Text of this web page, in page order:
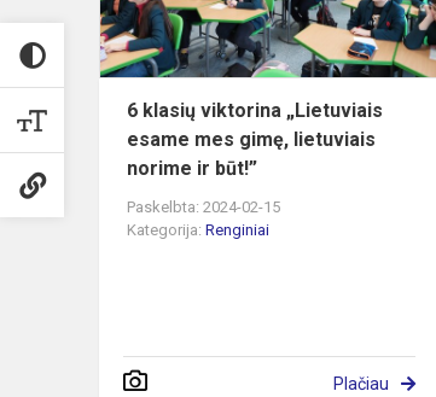
6 klasių viktorina „Lietuviais
esame mes gimę, lietuviais
norime ir būt!”
Paskelbta: 2024-02-15
Kategorija: Renginiai
Plačiau